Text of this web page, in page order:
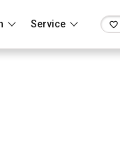
Service